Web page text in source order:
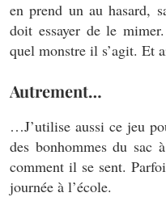
en prend un au hasard,
doit essayer de le
quel monstre il s’agit. Et
Autrement…
…J’utilise aussi ce jeu
des bonhommes du sac
comment il se sent.
journée à l’école.